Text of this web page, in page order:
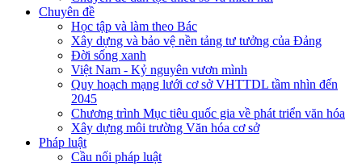
Chuyên đề
Học tập và làm theo Bác
Xây dựng và bảo vệ nền tảng tư tưởng của Đảng
Đời sống xanh
Việt Nam - Kỷ nguyên vươn mình
Quy hoạch mạng lưới cơ sở VHTTDL tầm nhìn đến
2045
Chương trình Mục tiêu quốc gia về phát triển văn hóa
Xây dựng môi trường Văn hóa cơ sở
Pháp luật
Cầu nối pháp luật